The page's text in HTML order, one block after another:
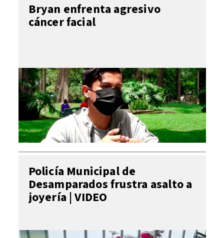
Bryan enfrenta agresivo
cáncer facial
Policía Municipal de
Desamparados frustra asalto a
joyería | VIDEO